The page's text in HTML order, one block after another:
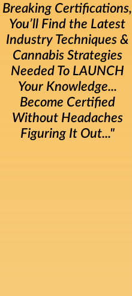
Breaking Certifications,
You’ll Find the Latest
Industry Techniques &
Cannabis Strategies
Needed To LAUNCH
Your Knowledge...
Become Certified
Without Headaches
Figuring It Out..."